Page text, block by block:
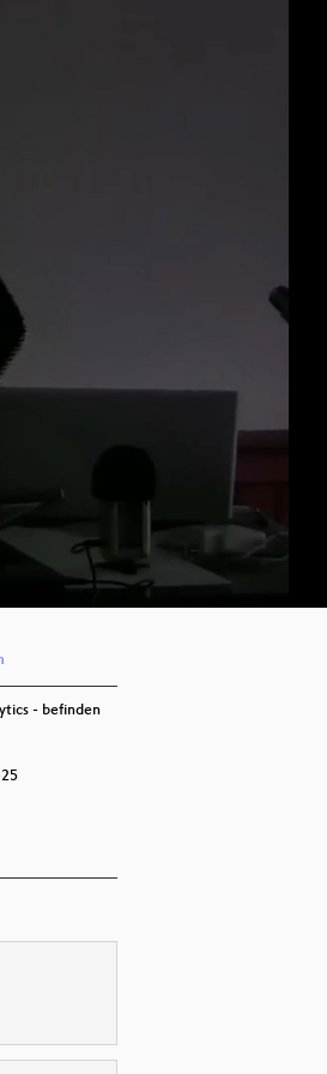
deu 1080p (webm;codecs=av01)
deu 576p (mp4)
- befinden